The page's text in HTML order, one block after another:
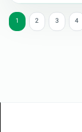
1 2 3 4